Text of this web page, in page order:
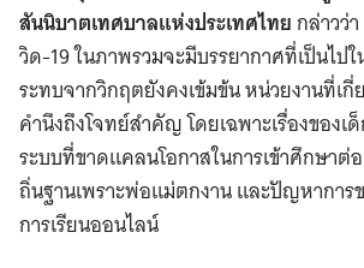
สันนิบาตเทศบาลแห่งประเทศไทยกล่าวว่
วิด-19 ในภาพรวมจะมีบรรยากาศที่เป็นไป
ระทบจากวิกฤตยังคงเข้มข้น หน่วยงานที่เกี่
คำนึงถึงโจทย์สำคัญ โดยเฉพาะเรื่องของเ
ระบบที่ขาดแคลนโอกาสในการเข้าศึกษาต่
ถิ่นฐานเพราะพ่อแม่ตกงาน และปัญหาการ
การเรียนออนไลน์